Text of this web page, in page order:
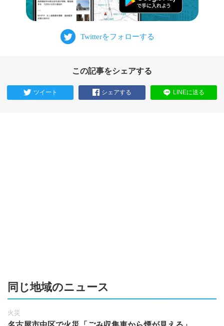
この記事をシェアする
ツイート シェアする LINEに送る
同じ地域のニュース
火災